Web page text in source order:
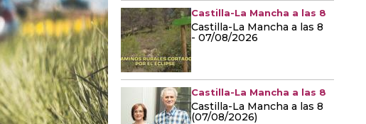
Castilla-La Mancha a las 8
Castilla-La Mancha a las 8
- 07/08/2026
Castilla-La Mancha a las 8
Castilla-La Mancha a las 8
(07/08/2026)